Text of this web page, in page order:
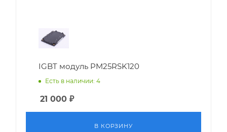
IGBT модуль PM25RSK120
Есть в наличии: 4
21 000 ₽
В КОРЗИНУ